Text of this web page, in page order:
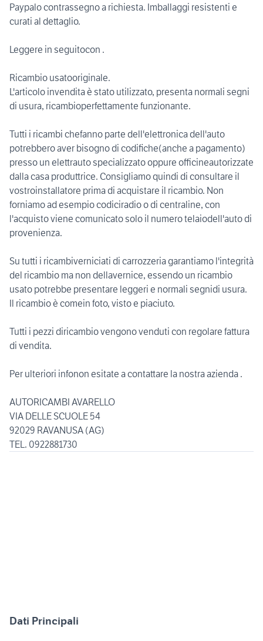
Paypalo contrassegno a richiesta. Imballaggi resistenti e
curati al dettaglio.
Leggere in seguitocon .
Ricambio usatooriginale.
L'articolo invendita è stato utilizzato, presenta normali segni
di usura, ricambioperfettamente funzionante.
Tutti i ricambi chefanno parte dell'elettronica dell'auto
potrebbero aver bisogno di codifiche(anche a pagamento)
presso un elettrauto specializzato oppure officineautorizzate
dalla casa produttrice. Consigliamo quindi di consultare il
vostroinstallatore prima di acquistare il ricambio. Non
forniamo ad esempio codiciradio o di centraline, con
l'acquisto viene comunicato solo il numero telaiodell'auto di
provenienza.
Su tutti i ricambiverniciati di carrozzeria garantiamo l'integrità
del ricambio ma non dellavernice, essendo un ricambio
usato potrebbe presentare leggeri e normali segnidi usura.
Il ricambio è comein foto, visto e piaciuto.
Tutti i pezzi diricambio vengono venduti con regolare fattura
di vendita.
Per ulteriori infonon esitate a contattare la nostra azienda .
AUTORICAMBI AVARELLO
VIA DELLE SCUOLE 54
92029 RAVANUSA (AG)
Dati Principali